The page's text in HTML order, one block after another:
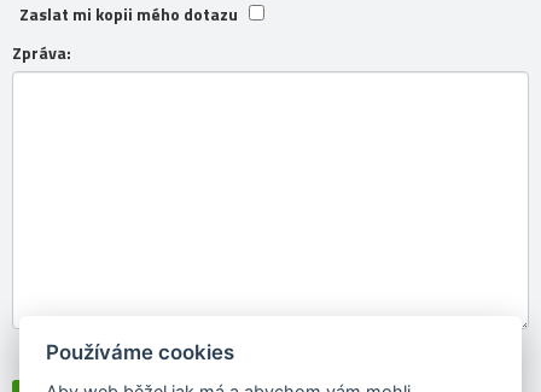
Zaslat mi kopii mého dotazu
Zpráva:
Souhlasím sezpracováním osobních údajů
Používáme cookies